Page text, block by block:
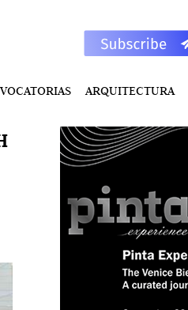
ARQUITECTURA